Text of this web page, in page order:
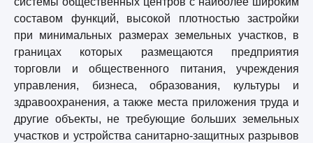
составом функций, высокой плотностью застройки
при минимальных размерах земельных участков, в
границах которых размещаются предприятия
торговли и общественного питания, учреждения
управления, бизнеса, образования, культуры и
здравоохранения, а также места приложения труда и
другие объекты, не требующие больших земельных
участков и устройства санитарно-защитных разрывов